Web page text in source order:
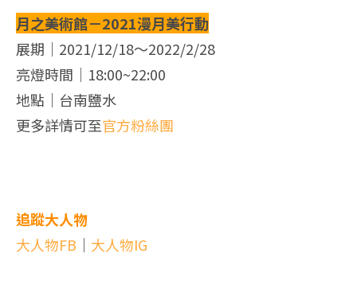
月之美術館－2021漫月美行動
展期｜2021/12/18～2022/2/28
亮燈時間｜18:00~22:00
地點｜台南鹽水
更多詳情可至官方粉絲團
追蹤大人物
大人物FB ｜ 大人物IG